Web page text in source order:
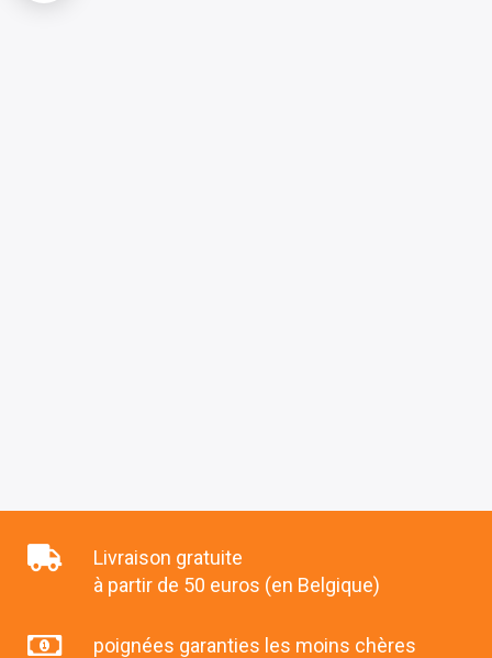
Livraison gratuite
à partir de 50 euros (en Belgique)
poignées garanties les moins chères